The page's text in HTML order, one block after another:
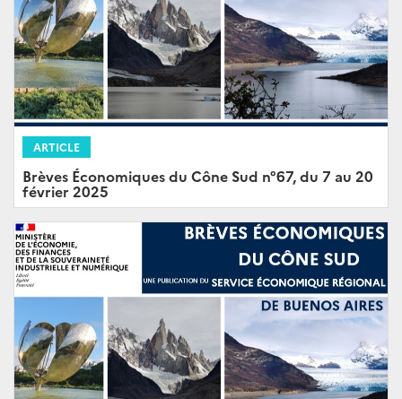
ARTICLE
Brèves Économiques du Cône Sud n°67, du 7 au 20
février 2025